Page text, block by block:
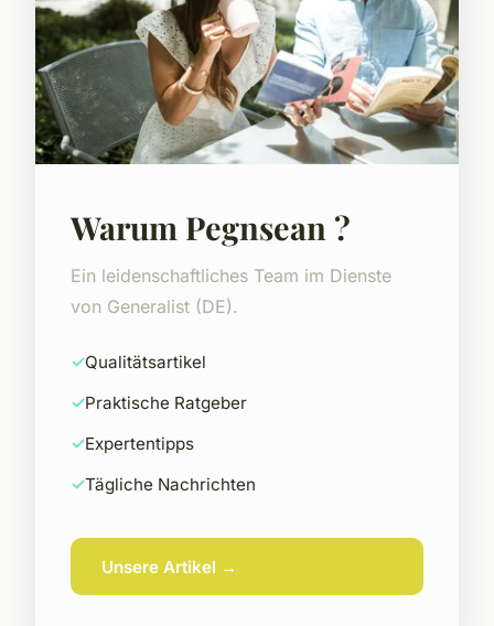
Warum Pegnsean ?
Ein leidenschaftliches Team im Dienste
von Generalist (DE).
Qualitätsartikel
Praktische Ratgeber
Expertentipps
Tägliche Nachrichten
Unsere Artikel →